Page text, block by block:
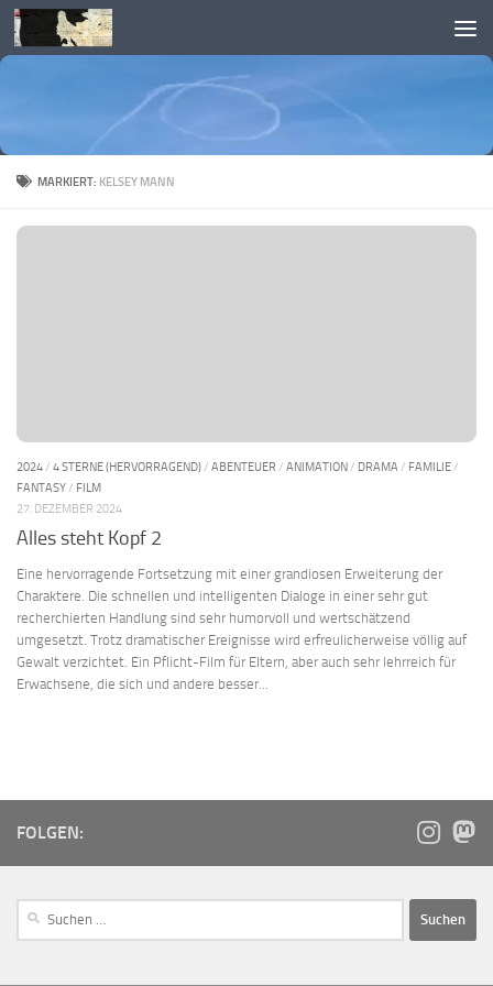
Skip to content
MARKIERT: KELSEY MANN
2024/ 4 STERNE (HERVORRAGEND)/ ABENTEUER / ANIMATION/ DRAMA / FAMILIE/
FANTASY/ FILM
27. DEZEMBER 2024
Alles steht Kopf 2
Eine hervorragende Fortsetzung mit einer grandiosen Erweiterung der
Charaktere. Die schnellen und intelligenten Dialoge in einer sehr gut
recherchierten Handlung sind sehr humorvoll und wertschätzend
umgesetzt. Trotz dramatischer Ereignisse wird erfreulicherweise völlig auf
Gewalt verzichtet. Ein Pflicht-Film für Eltern, aber auch sehr lehrreich für
Erwachsene, die sich und andere besser...
FOLGEN: